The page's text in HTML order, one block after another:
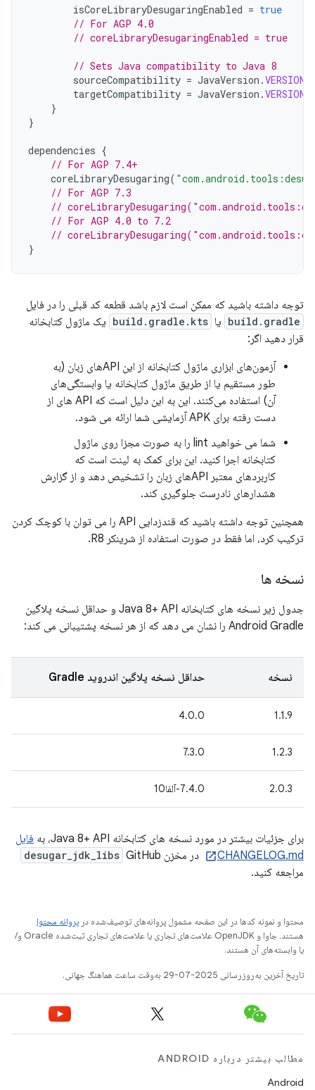
isCoreLibraryDesugaringEnabled = true
// For AGP 4.0
// coreLibraryDesugaringEnabled = true
// Sets Java compatibility to Java 8
sourceCompatibility = JavaVersion .
targetCompatibility = JavaVersion .
}
}
dependencies {
// For AGP 7.4+
coreLibraryDesugaring(
// For AGP 7.3
//
// For AGP 4.0 to 7.2
//
}
توجه داشته باشید که ممکن است لازم باشد قطعه کد قبلی را در فایل
build.gradle یا build.gradle.kts یک ماژول کتابخانه
قرار دهید اگر:
آزمون‌های ابزاری ماژول کتابخانه از این APIهای زبان (به
طور مستقیم یا از طریق ماژول کتابخانه یا وابستگی‌های
آن) استفاده می‌کنند. این به این دلیل است که API های از
دست رفته برای APK آزمایشی شما ارائه می شود.
شما می خواهید lint را به صورت مجزا روی ماژول
کتابخانه اجرا کنید. این برای کمک به لینت است که
کاربردهای معتبر APIهای زبان را تشخیص دهد و از گزارش
هشدارهای نادرست جلوگیری کند.
همچنین توجه داشته باشید که قندزدایی API را می توان با کوچک کردن
ترکیب کرد، اما فقط در صورت استفاده از شرینکر R8.
نسخه ها
جدول زیر نسخه های کتابخانه Java 8+ API و حداقل نسخه پلاگین
Android Gradle را نشان می دهد که از هر نسخه پشتیبانی می کند:
نسخه حداقل نسخه پلاگین اندروید Gradle
1.1.9
4.0.0
1.2.3
7.3.0
2.0.3 7.4.0-آلفا10
برای جزئیات بیشتر در مورد نسخه های کتابخانه Java 8+ API، به
فایل
CHANGELOG.md
در مخزن desugar_jdk_libs GitHub
مراجعه کنید.
محتوا و نمونه کدها در این صفحه مشمول پروانه‌های توصیف‌شده در پروانه محتوا
هستند. جاوا و OpenJDK علامت‌های تجاری یا علامت‌های تجاری ثبت‌شده Oracle و/
یا وابسته‌های آن هستند.
تاریخ آخرین به‌روزرسانی 2025-07-29 به‌وقت ساعت هماهنگ جهانی.
مطالب بیشتر درباره ANDROID
Android